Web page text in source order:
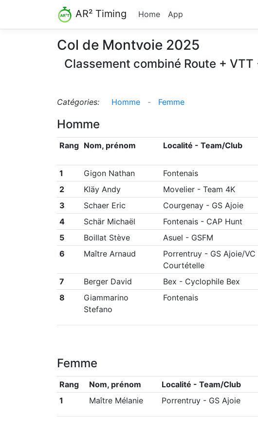
AR² Timing Home App
Col de Montvoie 2025
Classement combiné Route + VTT
Catégories: Homme - Femme
Homme
Rang Nom, prénom Localité - Team/Club
1 Gigon Nathan Fontenais
2
Kläy Andy Movelier - Team 4K
3
Schaer Eric Courgenay - GS Ajoie
4
Schär Michaël Fontenais - CAP Hunt
5
Boillat Stève Asuel - GSFM
6
Maître Arnaud Porrentruy - GS Ajoie/VC
Courtételle
7 Berger David Bex - Cyclophile Bex
8
Giammarino
Stefano
Fontenais
Femme
Rang Nom, prénom Localité - Team/Club
1
Maître Mélanie Porrentruy - GS Ajoie